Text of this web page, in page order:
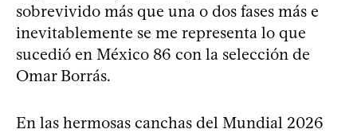
sobrevivido más que una o dos fases más e
inevitablemente se me representa lo que
sucedió en México 86 con la selección de
Omar Borrás.
En las hermosas canchas del Mundial 2026